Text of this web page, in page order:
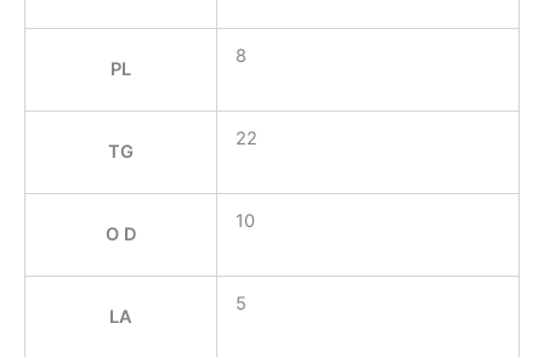
PL
8
TG
22
O D
10
LA
5